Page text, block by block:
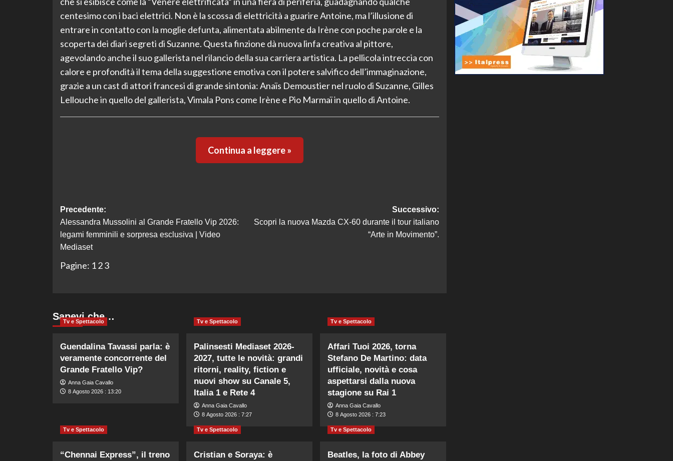
centesimo con i baci elettrici. Non è la scossa di elettricità a guarire Antoine, ma l’illusione di
entrare in contatto con la moglie defunta, alimentata abilmente da Irène con poche parole e la
scoperta dei diari segreti di Suzanne. Questa finzione dà nuova linfa creativa al pittore,
agevolando anche il suo gallerista nel rilancio della sua carriera artistica. La pellicola intreccia con
calore e profondità il tema della suggestione emotiva con il potere salvifico dell’immaginazione,
grazie a un cast di attori francesi di grande sintonia: Anaïs Demoustier nel ruolo di Suzanne, Gilles
Lellouche in quello del gallerista, Vimala Pons come Irène e Pio Marmaï in quello di Antoine.
Continua a leggere »
Navigazione
articolo
Precedente:
Alessandra Mussolini al Grande Fratello Vip 2026:
legami femminili e sorpresa esclusiva | Video
Mediaset
Successivo:
Scopri la nuova Mazda CX-60 durante il tour italiano
“Arte in Movimento”.
Pagine: 1 2 3
Sapevi che…
Tv e Spettacolo
Guendalina Tavassi parla: è
veramente concorrente del
Grande Fratello Vip?
Anna Gaia Cavallo
8 Agosto 2026 : 13:20
Tv e Spettacolo
Palinsesti Mediaset 2026-
2027, tutte le novità: grandi
ritorni, reality, fiction e
nuovi show su Canale 5,
Italia 1 e Rete 4
Anna Gaia Cavallo
8 Agosto 2026 : 7:27
Tv e Spettacolo
Affari Tuoi 2026, torna
Stefano De Martino: data
ufficiale, novità e cosa
aspettarsi dalla nuova
stagione su Rai 1
Anna Gaia Cavallo
8 Agosto 2026 : 7:23
Tv e Spettacolo
“Chennai Express”, il treno
Tv e Spettacolo
Cristian e Soraya: è
Tv e Spettacolo
Beatles, la foto di Abbey